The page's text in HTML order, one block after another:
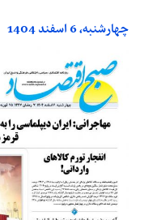
چهارشنبه، 6 اسفند 1404